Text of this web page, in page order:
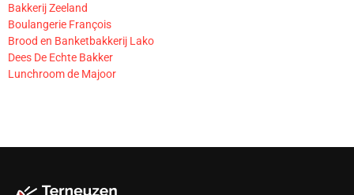
Bakkerij Zeeland
Boulangerie François
Brood en Banketbakkerij Lako
Dees De Echte Bakker
Lunchroom de Majoor